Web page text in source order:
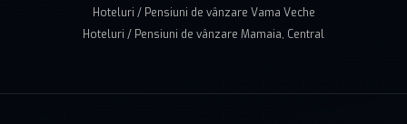
Hoteluri / Pensiuni de vânzare Vama Veche
Hoteluri / Pensiuni de vânzare Mamaia, Central